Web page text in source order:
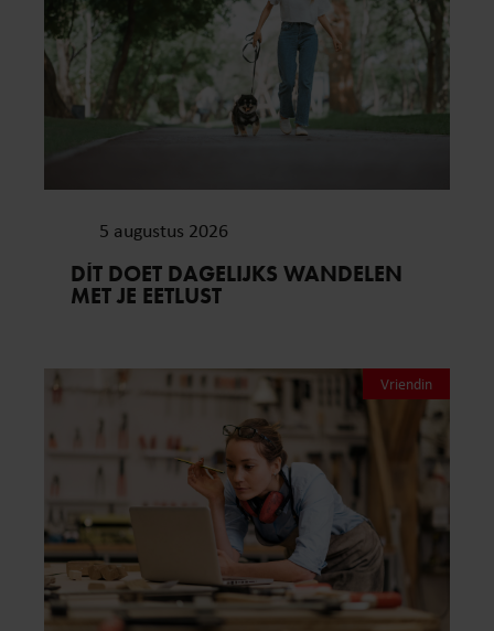
5 augustus 2026
DÍT DOET DAGELIJKS WANDELEN
MET JE EETLUST
Vriendin